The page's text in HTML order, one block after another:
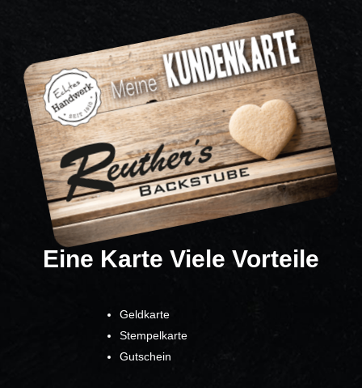
Eine Karte Viele Vorteile
Geldkarte
Stempelkarte
Gutschein